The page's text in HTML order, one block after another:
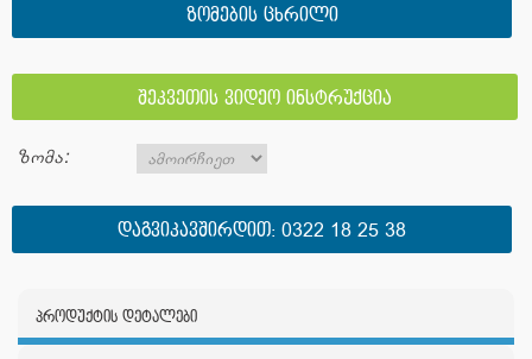
ᲖᲝᲛᲔᲑᲘᲡ ᲪᲮᲠᲘᲚᲘ
შეკვეთის ვიდეო ინსტრუქცია
ზომა:
ᲓᲐᲒᲕᲘᲙᲐᲕᲨᲘᲠᲓᲘᲗ:0322 18 25 38
პროდუქტის დეტალები